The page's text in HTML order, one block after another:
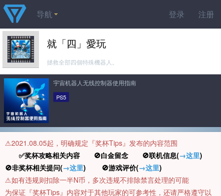
登录 注册
导航
就「四」愛玩
拯救全部四個特殊機器人。
宇宙机器人无线控制器使用指南
PS5
⚠️2021.08.05起，明确规定『奖杯Tips』发布的内容范围
✅奖杯攻略相关内容 🚫白金留念 🚫联机信息(→这里)
🚫非奖杯相关提问(→这里) 🚫游戏评价(→这里)
⚠️如有违规则扣除一半N币，多次违规不排除禁言处理的可能
为保证『奖杯Tips』内容对于其他玩家的可参考性，还请严格遵守以